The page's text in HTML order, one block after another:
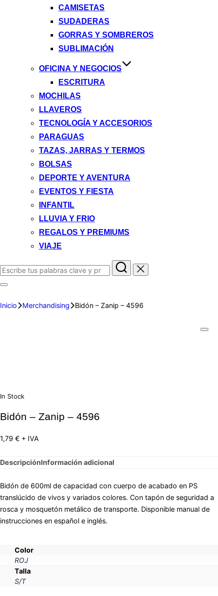
CAMISETAS
SUDADERAS
GORRAS Y SOMBREROS
SUBLIMACIÓN
OFICINA Y NEGOCIOS
ESCRITURA
MOCHILAS
LLAVEROS
TECNOLOGÍA Y ACCESORIOS
PARAGUAS
TAZAS, JARRAS Y TERMOS
BOLSAS
DEPORTE Y AVENTURA
EVENTOS Y FIESTA
INFANTIL
LLUVIA Y FRIO
REGALOS Y PREMIUMS
VIAJE
Inicio Merchandising Bidón – Zanip – 4596
In Stock
Bidón – Zanip – 4596
1,79 € + IVA
DescripciónInformación adicional
Bidón de 600ml de capacidad con cuerpo de acabado en PS
translúcido de vivos y variados colores. Con tapón de seguridad a
rosca y mosquetón metálico de transporte. Disponible manual de
instrucciones en español e inglés.
Color
ROJ
Talla
S/T